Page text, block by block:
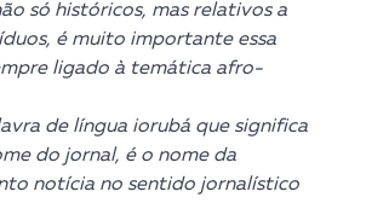
só históricos, mas relativos a
é muito importante essa
ligado à temática afro-
de língua iorubá que significa
do jornal, é o nome da
notícia no sentido jornalístico